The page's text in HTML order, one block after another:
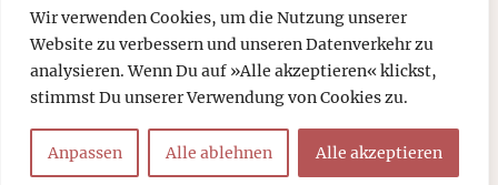
Wir verwenden Cookies, um die Nutzung unserer
Website zu verbessern und unseren Datenverkehr zu
analysieren. Wenn Du auf »Alle akzeptieren« klickst,
stimmst Du unserer Verwendung von Cookies zu.
Anpassen Alle ablehnen Alle akzeptieren